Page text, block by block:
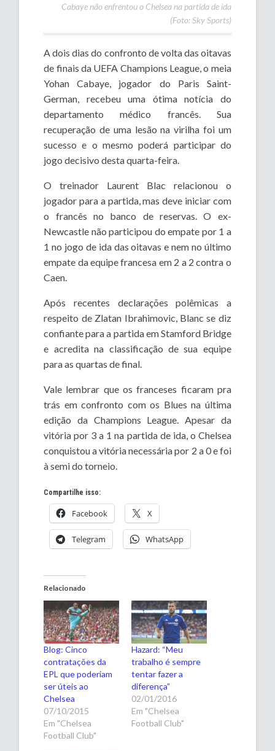
Cabaye não enfrentou o Chelsea na partida de ida
(Foto: Sky Sports)
A dois dias do confronto de volta das oitavas
de finais da UEFA Champions League, o meia
Yohan Cabaye, jogador do Paris Saint-
German, recebeu uma ótima notícia do
departamento médico francês. Sua
recuperação de uma lesão na virilha foi um
sucesso e o mesmo poderá participar do
jogo decisivo desta quarta-feira.
O treinador Laurent Blac relacionou o
jogador para a partida, mas deve iniciar com
o francês no banco de reservas. O ex-
Newcastle não participou do empate por 1 a
1 no jogo de ida das oitavas e nem no último
empate da equipe francesa em 2 a 2 contra o
Caen.
Após recentes declarações polêmicas a
respeito de Zlatan Ibrahimovic, Blanc se diz
confiante para a partida em Stamford Bridge
e acredita na classificação de sua equipe
para as quartas de final.
Vale lembrar que os franceses ficaram pra
trás em confronto com os Blues na última
edição da Champions League. Apesar da
vitória por 3 a 1 na partida de ida, o Chelsea
conquistou a vitória necessária por 2 a 0 e foi
à semi do torneio.
Compartilhe isso:
Facebook X
Telegram WhatsApp
Relacionado
Blog: Cinco
contratações da
EPL que poderiam
ser úteis ao
Chelsea
07/10/2015
Em "Chelsea
Football Club"
Hazard: “Meu
trabalho é sempre
tentar fazer a
diferença”
02/01/2016
Em "Chelsea
Football Club"